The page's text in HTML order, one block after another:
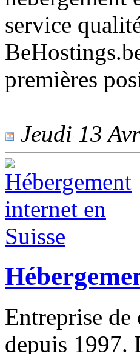
service
premières
Jeudi 13
Entreprise de
depuis 1997.